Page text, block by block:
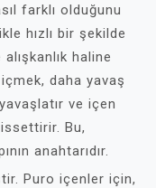
farklı olduğunu
hızlı bir şekilde
haline
daha yavaş
ve içen
Bu,
anahtarıdır.
Puro içenler için,